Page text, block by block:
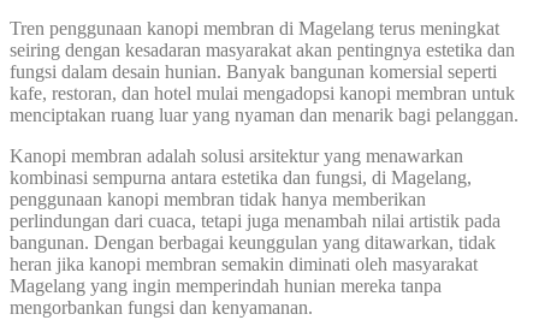
Tren penggunaan kanopi membran di Magelang terus meningkat
seiring dengan kesadaran masyarakat akan pentingnya estetika dan
fungsi dalam desain hunian. Banyak bangunan komersial seperti
kafe, restoran, dan hotel mulai mengadopsi kanopi membran untuk
menciptakan ruang luar yang nyaman dan menarik bagi pelanggan.
Kanopi membran adalah solusi arsitektur yang menawarkan
kombinasi sempurna antara estetika dan fungsi, di Magelang,
penggunaan kanopi membran tidak hanya memberikan
perlindungan dari cuaca, tetapi juga menambah nilai artistik pada
bangunan. Dengan berbagai keunggulan yang ditawarkan, tidak
heran jika kanopi membran semakin diminati oleh masyarakat
Magelang yang ingin memperindah hunian mereka tanpa
mengorbankan fungsi dan kenyamanan.